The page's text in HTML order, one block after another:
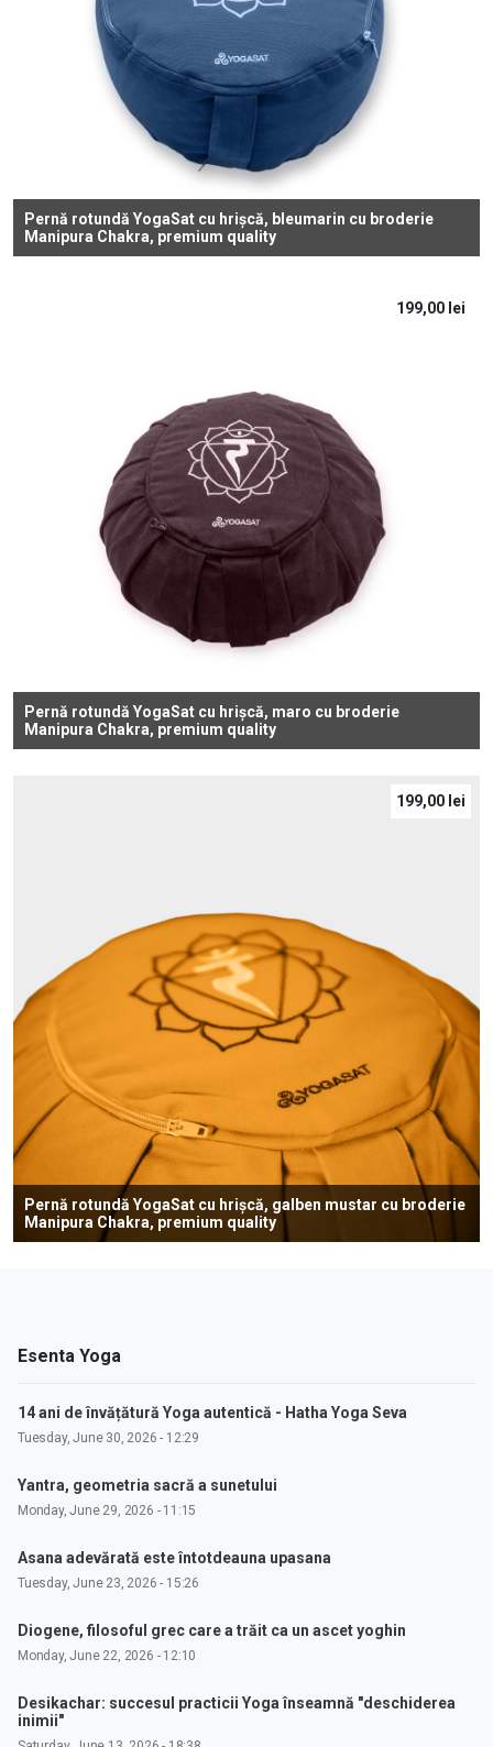
Pernă rotundă YogaSat cu hrișcă, bleumarin cu broderie
Manipura Chakra, premium quality
Pernă rotundă YogaSat cu hrișcă, maro cu broderie
Manipura Chakra, premium quality
199,00 lei
Pernă rotundă YogaSat cu hrișcă, galben mustar cu broderie
Manipura Chakra, premium quality
199,00 lei
Esenta Yoga
14 ani de învățătură Yoga autentică - Hatha Yoga Seva
Tuesday, June 30, 2026 - 12:29
Yantra, geometria sacră a sunetului
Monday, June 29, 2026 - 11:15
Asana adevărată este întotdeauna upasana
Tuesday, June 23, 2026 - 15:26
Diogene, filosoful grec care a trăit ca un ascet yoghin
Monday, June 22, 2026 - 12:10
Desikachar: succesul practicii Yoga înseamnă "deschiderea
inimii"